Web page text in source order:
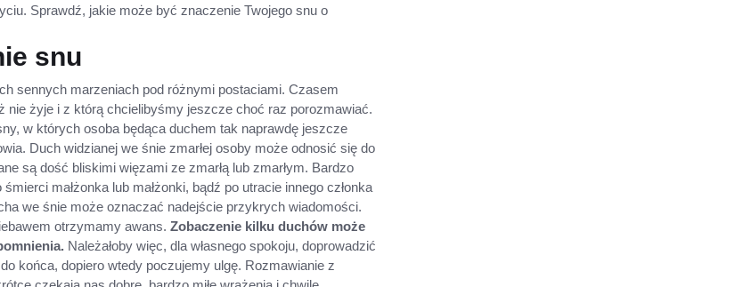
Sprawdź, jakie może być znaczenie Twojego snu o
snu
sennych marzeniach pod różnymi postaciami. Czasem
nie żyje i z którą chcielibyśmy jeszcze choć raz porozmawiać.
w których osoba będąca duchem tak naprawdę jeszcze
Duch widzianej we śnie zmarłej osoby może odnosić się do
są dość bliskimi więzami ze zmarłą lub zmarłym. Bardzo
małżonka lub małżonki, bądź po utracie innego członka
we śnie może oznaczać nadejście przykrych wiadomości.
otrzymamy awans. Zobaczenie kilku duchów może
Należałoby więc, dla własnego spokoju, doprowadzić
końca, dopiero wtedy poczujemy ulgę. Rozmawianie z